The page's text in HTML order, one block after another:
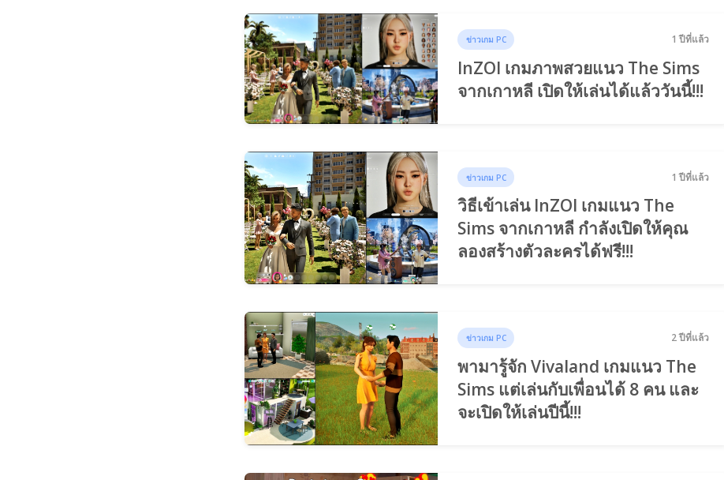
ข่าวเกม PC 1 ปีที่แล้ว
InZOI เกมภาพสวยแนว The Sims
จากเกาหลี เปิดให้เล่นได้แล้ววันนี้!!!
ข่าวเกม PC 1 ปีที่แล้ว
วิธีเข้าเล่น InZOI เกมแนว The
Sims จากเกาหลี กำลังเปิดให้คุณ
ลองสร้างตัวละครได้ฟรี!!!
ข่าวเกม PC 2 ปีที่แล้ว
พามารู้จัก Vivaland เกมแนว The
Sims แต่เล่นกับเพื่อนได้ 8 คน และ
จะเปิดให้เล่นปีนี้!!!